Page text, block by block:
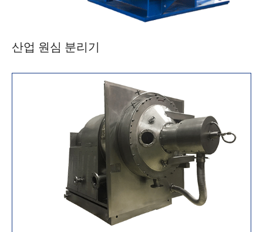
산업 원심 분리기